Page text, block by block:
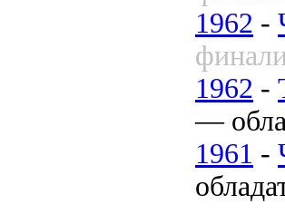
1962 -
1962 -
—
1961 -